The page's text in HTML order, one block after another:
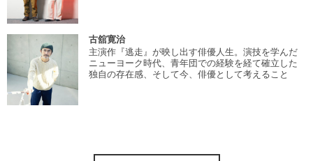
古舘寛治
主演作『逃走』が映し出す俳優人生。演技を学んだ
ニューヨーク時代、青年団での経験を経て確立した
独自の存在感、そして今、俳優として考えること